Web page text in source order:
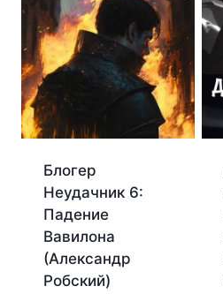
Блогер
Неудачник 6:
Падение
Вавилона
(Александр
Робский)